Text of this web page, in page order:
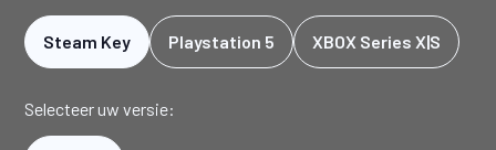
Steam Key Playstation 5 XBOX Series X|S
Selecteer uw versie: